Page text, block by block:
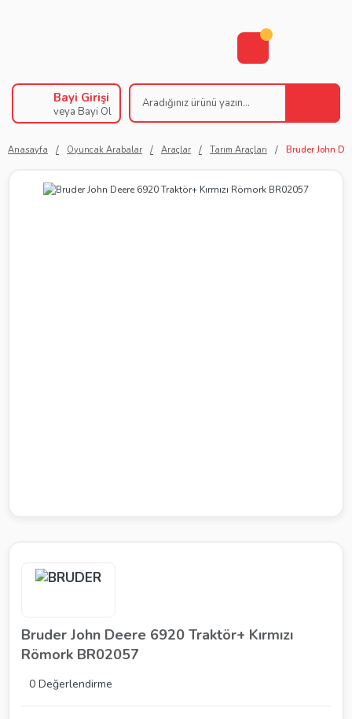
Bayi Girişi
veya Bayi Ol
Anasayfa Oyuncak Arabalar Araçlar Tarım Araçları Bruder John
Bruder John Deere 6920 Traktör+ Kırmızı
Römork BR02057
0 Değerlendirme